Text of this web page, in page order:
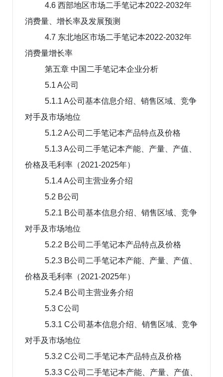
4.6 西部地区市场二手笔记本2022-2032年
消费量、增长率及发展预测
4.7 东北地区市场二手笔记本2022-2032年
消费量增长率
第五章 中国二手笔记本企业分析
5.1 A公司
5.1.1 A公司基本信息介绍、销售区域、竞争
对手及市场地位
5.1.2 A公司二手笔记本产品特点及价格
5.1.3 A公司二手笔记本产能、产量、产值、
价格及毛利率（2021-2025年）
5.1.4 A公司主营业务介绍
5.2 B公司
5.2.1 B公司基本信息介绍、销售区域、竞争
对手及市场地位
5.2.2 B公司二手笔记本产品特点及价格
5.2.3 B公司二手笔记本产能、产量、产值、
价格及毛利率（2021-2025年）
5.2.4 B公司主营业务介绍
5.3 C公司
5.3.1 C公司基本信息介绍、销售区域、竞争
对手及市场地位
5.3.2 C公司二手笔记本产品特点及价格
5.3.3 C公司二手笔记本产能、产量、产值、